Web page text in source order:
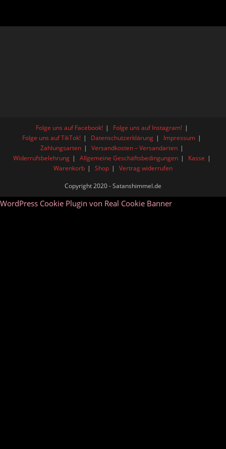
Folge uns auf Facebook!
Folge uns auf Instagram!
Folge uns auf TikTok!
Datenschutzerklärung
Impressum
Zahlungsarten
Versandkosten – Versandarten
Widerrufsbelehrung
Allgemeine Geschäftsbedingungen
Kasse
Warenkorb
Shop Vertrag widerrufen
Copyright 2020 - Satanshimmel.de
WordPress Cookie Plugin von Real Cookie Banner